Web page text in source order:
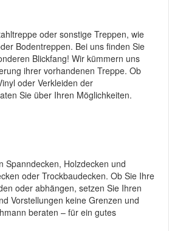
oder sonstige Treppen, wie
Bodentreppen. Bei uns finden Sie
Blickfang! Wir kümmern uns
ihrer vorhandenen Treppe. Ob
oder Verkleiden der
Sie über Ihren Möglichkeiten.
Spanndecken, Holzdecken und
oder Trockbaudecken. Ob Sie Ihre
oder abhängen, setzen Sie Ihren
Vorstellungen keine Grenzen und
beraten – für ein gutes